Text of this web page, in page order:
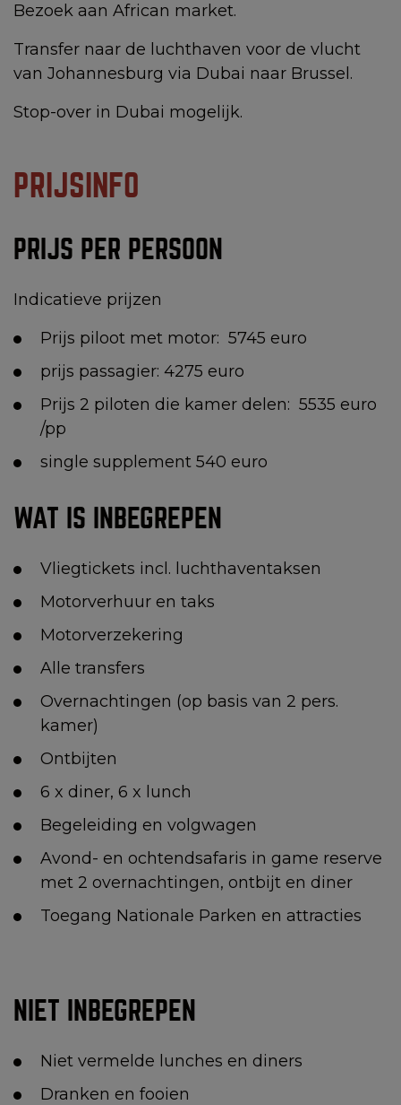
Bezoek aan African market.
Transfer naar de luchthaven voor de vlucht
van Johannesburg via Dubai naar Brussel.
Stop-over in Dubai mogelijk.
PRIJSINFO
PRIJS PER PERSOON
Indicatieve prijzen
Prijs piloot met motor: 5745 euro
prijs passagier: 4275 euro
Prijs 2 piloten die kamer delen: 5535 euro
/pp
single supplement 540 euro
WAT IS INBEGREPEN
Vliegtickets incl. luchthaventaksen
Motorverhuur en taks
Motorverzekering
Alle transfers
Overnachtingen (op basis van 2 pers.
kamer)
Ontbijten
6 x diner, 6 x lunch
Begeleiding en volgwagen
Avond- en ochtendsafaris in game reserve
met 2 overnachtingen, ontbijt en diner
Toegang Nationale Parken en attracties
NIET INBEGREPEN
Niet vermelde lunches en diners
Dranken en fooien